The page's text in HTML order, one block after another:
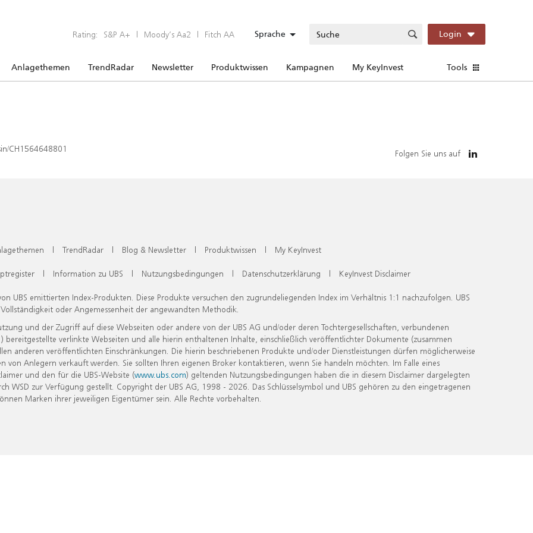
Rating: S&P A+ | Moody’s Aa2 | Fitch AA Sprache Login
Anlagethemen TrendRadar Newsletter Produktwissen Kampagnen My KeyInvest Tools
CH1564648801 Folgen Sie uns auf
| TrendRadar | Blog & Newsletter | Produktwissen | My KeyInvest
| Information zu UBS | Nutzungsbedingungen | Datenschutzerklärung | KeyInvest Disclaimer
UBS emittierten Index-Produkten. Diese Produkte versuchen den zugrundeliegenden Index im Verhältnis 1:1 nachzufolgen. UBS
oder Angemessenheit der angewandten Methodik.
und der Zugriff auf diese Webseiten oder andere von der UBS AG und/oder deren Tochtergesellschaften, verbundenen
verlinkte Webseiten und alle hierin enthaltenen Inhalte, einschließlich veröffentlichter Dokumente (zusammen
anderen veröffentlichten Einschränkungen. Die hierin beschriebenen Produkte und/oder Dienstleistungen dürfen möglicherweise
Anlegern verkauft werden. Sie sollten Ihren eigenen Broker kontaktieren, wenn Sie handeln möchten. Im Falle eines
und den für die UBS-Website (www.ubs.com) geltenden Nutzungsbedingungen haben die in diesem Disclaimer dargelegten
zur Verfügung gestellt. Copyright der UBS AG, 1998 - 2026. Das Schlüsselsymbol und UBS gehören zu den eingetragenen
Marken ihrer jeweiligen Eigentümer sein. Alle Rechte vorbehalten.